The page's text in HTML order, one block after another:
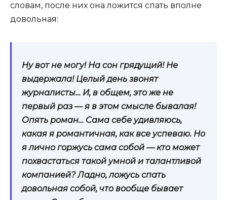
словам, после них она ложится спать вполне
довольная:
Ну вот не могу! На сон грядущий! Не
выдержала! Целый день звонят
журналисты… И, в общем, это же не
первый раз — я в этом смысле бывалая!
Опять роман… Сама себе удивляюсь,
какая я романтичная, как все успеваю. Но
я лично горжусь сама собой — кто может
похвастаться такой умной и талантливой
компанией? Ладно, ложусь спать
довольная собой, что вообще бывает